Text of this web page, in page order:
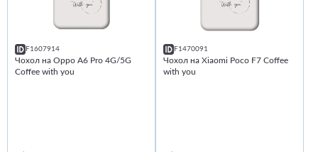
F1607914
Чохол на Oppo A6 Pro 4G/5G
Coffee with you
F1470091
Чохол на Xiaomi Poco F7 Coffee
with you